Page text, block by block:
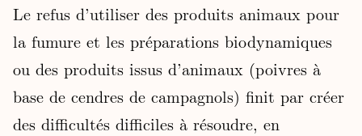
Le refus d’utiliser des produits animaux pour
la fumure et les préparations biodynamiques
ou des produits issus d’animaux (poivres à
base de cendres de campagnols) finit par créer
des difficultés difficiles à résoudre, en